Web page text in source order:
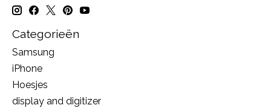
Categorieën
Samsung
iPhone
Hoesjes
display and digitizer